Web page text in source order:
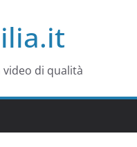
video di qualità